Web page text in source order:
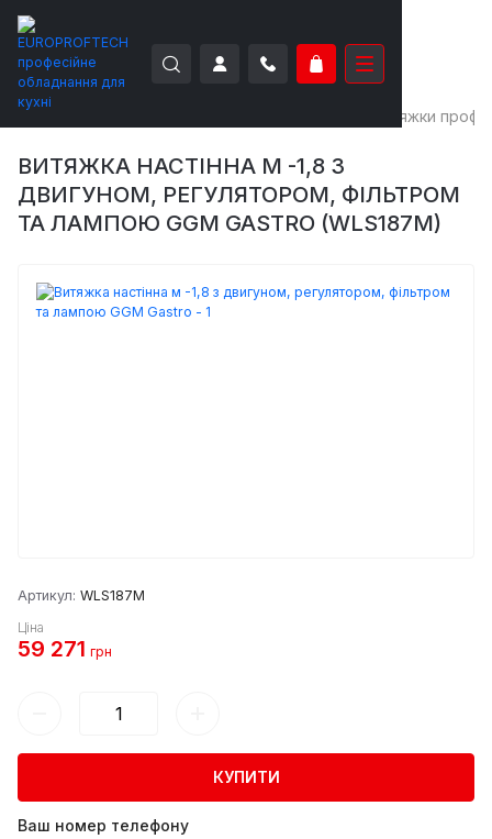
EUROPROFTECH Витяжки
ВИТЯЖКА НАСТІННА М -1,8 З
ДВИГУНОМ, РЕГУЛЯТОРОМ, ФІЛЬТРОМ
ТА ЛАМПОЮ GGM GASTRO (WLS187M)
Артикул: WLS187M
Ціна
59 271 грн
КУПИТИ
Ваш номер телефону